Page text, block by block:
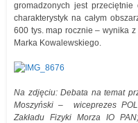
gromadzonych jest
charakterystyk na całym
600 tys. map rocznie – wynika
Marka Kowalewskiego.
Na zdjęciu: Debata na temat
Moszyński – wiceprezes
Zakładu Fizyki Morza IO